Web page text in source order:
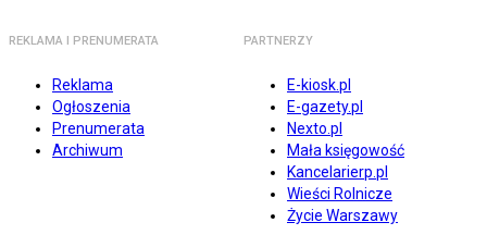
REKLAMA I PRENUMERATA
Reklama
Ogłoszenia
Prenumerata
Archiwum
PARTNERZY
E-kiosk.pl
E-gazety.pl
Nexto.pl
Mała księgowość
Kancelarierp.pl
Wieści Rolnicze
Życie Warszawy